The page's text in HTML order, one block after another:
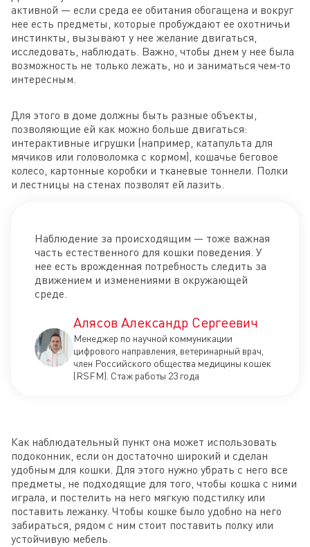
активной — если среда ее обитания обогащена и вокруг
нее есть предметы, которые пробуждают ее охотничьи
инстинкты, вызывают у нее желание двигаться,
исследовать, наблюдать. Важно, чтобы днем у нее была
возможность не только лежать, но и заниматься чем-то
интересным.
Для этого в доме должны быть разные объекты,
позволяющие ей как можно больше двигаться:
интерактивные игрушки (например, катапульта для
мячиков или головоломка с кормом), кошачье беговое
колесо, картонные коробки и тканевые тоннели. Полки
и лестницы на стенах позволят ей лазить.
Наблюдение за происходящим — тоже важная
часть естественного для кошки поведения. У
нее есть врожденная потребность следить за
движением и изменениями в окружающей
среде.
Алясов Александр Сергеевич
Менеджер по научной коммуникации
цифрового направления, ветеринарный врач,
член Российского общества медицины кошек
(RSFM). Стаж работы 23 года
Как наблюдательный пункт она может использовать
подоконник, если он достаточно широкий и сделан
удобным для кошки. Для этого нужно убрать с него все
предметы, не подходящие для того, чтобы кошка с ними
играла, и постелить на него мягкую подстилку или
поставить лежанку. Чтобы кошке было удобно на него
забираться, рядом с ним стоит поставить полку или
устойчивую мебель.